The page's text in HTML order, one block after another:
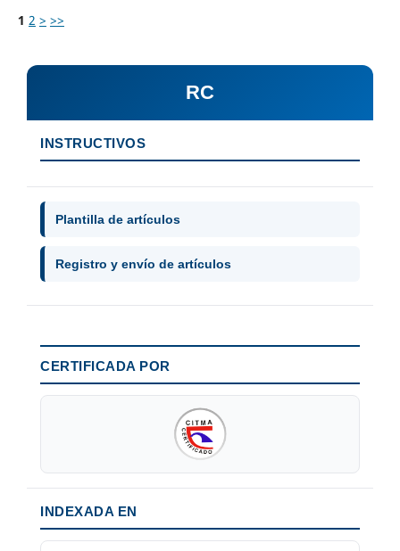
1 2 > >>
RC
INSTRUCTIVOS
Plantilla de artículos
Registro y envío de artículos
CERTIFICADA POR
INDEXADA EN